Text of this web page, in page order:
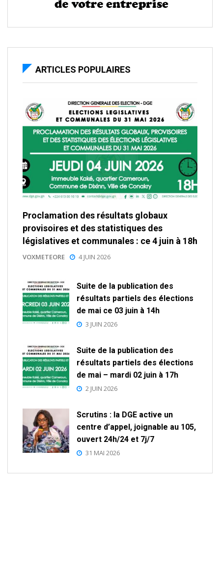
ARTICLES POPULAIRES
Proclamation des résultats globaux
provisoires et des statistiques des
législatives et communales : ce 4 juin à 18h
VOXMETEORE 4 JUIN 2026
Suite de la publication des
résultats partiels des élections
de mai ce 03 juin à 14h
3 JUIN 2026
Suite de la publication des
résultats partiels des élections
de mai – mardi 02 juin à 17h
2 JUIN 2026
Scrutins : la DGE active un
centre d’appel, joignable au 105,
ouvert 24h/24 et 7j/7
31 MAI 2026